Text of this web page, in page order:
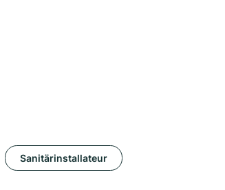
Sanitärinstallateur